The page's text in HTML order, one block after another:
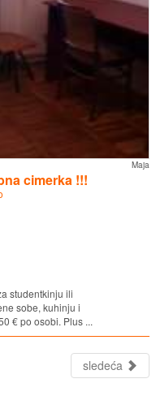
Maja
cimerka !!!
studentkinju ili
sobe, kuhinju i
€ po osobi. Plus ...
sledeća